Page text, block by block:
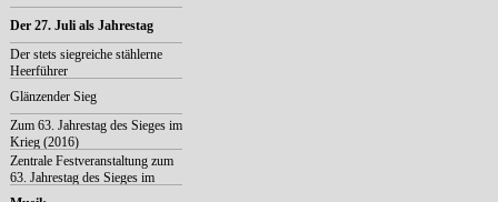
Der 27. Juli als Jahrestag
Der stets siegreiche stählerne
Heerführer
Glänzender Sieg
Zum 63. Jahrestag des Sieges im
Krieg (2016)
Zentrale Festveranstaltung zum
63. Jahrestag des Sieges im
Großen Vaterländischen